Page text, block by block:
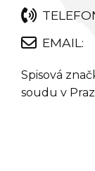
Spisová
soudu v